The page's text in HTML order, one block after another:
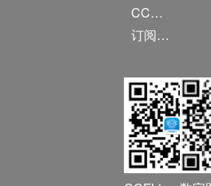
CCF DL Focus
订阅《计算》